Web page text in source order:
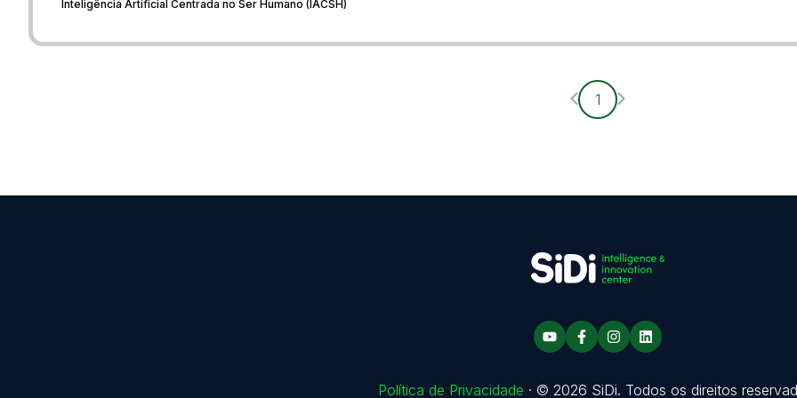
Inteligência Artificial Centrada no Ser Humano (IACSH)
Página anterior
1 Próxima página
Política de Privacidade · © 2026 SiDi. Todos os direitos